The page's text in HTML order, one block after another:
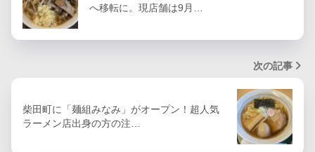
へ移転に。現店舗は9月…
次の記事
柴田町に「麺組みなみ」がオープン！超人気
ラーメン店出身の方の注…